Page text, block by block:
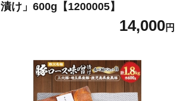
漬け」600g【1200005】
14,000円